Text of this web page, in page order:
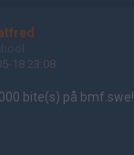
18 23:08
bite(s) på bmf.swe!